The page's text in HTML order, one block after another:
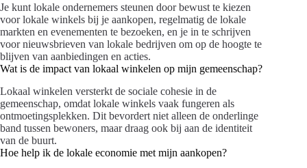
Je kunt lokale ondernemers steunen door bewust te kiezen
voor lokale winkels bij je aankopen, regelmatig de lokale
markten en evenementen te bezoeken, en je in te schrijven
voor nieuwsbrieven van lokale bedrijven om op de hoogte te
blijven van aanbiedingen en acties.
Wat is de impact van lokaal winkelen op mijn gemeenschap?
Lokaal winkelen versterkt de sociale cohesie in de
gemeenschap, omdat lokale winkels vaak fungeren als
ontmoetingsplekken. Dit bevordert niet alleen de onderlinge
band tussen bewoners, maar draag ook bij aan de identiteit
van de buurt.
Hoe help ik de lokale economie met mijn aankopen?